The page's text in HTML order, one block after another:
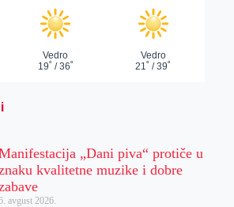
„Dani piva“ protiče u
kvalitetne muzike i dobre
avgust 2026.